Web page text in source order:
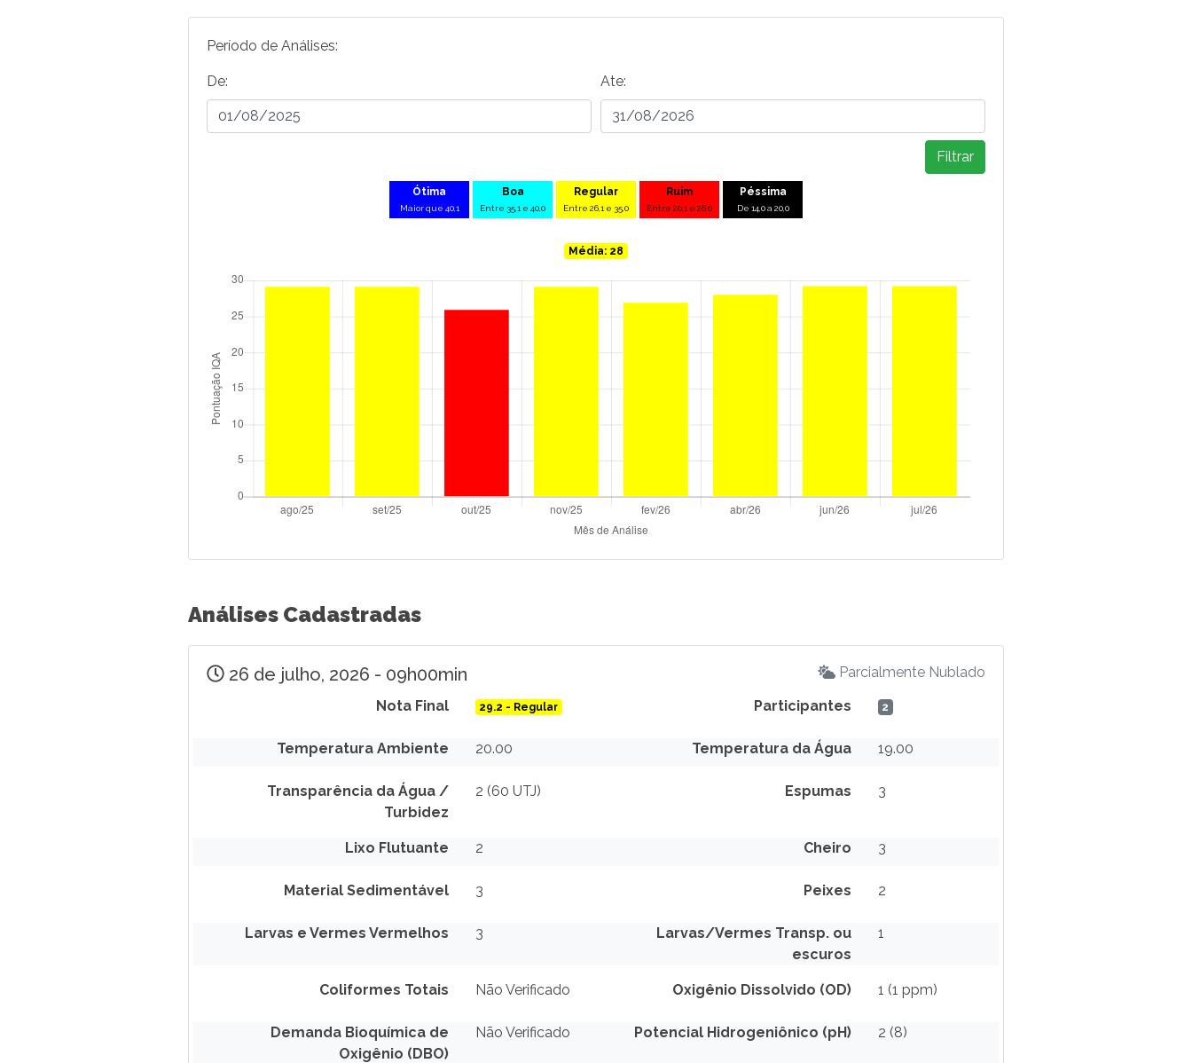
Período de Análises:
De: Ate:
Filtrar
Ótima
Maior que 40,1
Boa
Entre 35,1 e 40,0
Regular
Entre 26,1 e 35,0
Ruim
Entre 20,1 e 26,0
Péssima
De 14,0 a 20,0
Média: 28
Análises Cadastradas
26 de julho, 2026 - 09h00min
Parcialmente Nublado
Nota Final
29.2 - Regular Participantes 2
Temperatura Ambiente 20.00 Temperatura da Água 19.00
Transparência da Água /
Turbidez
2 (60 UTJ) Espumas 3
Lixo Flutuante 2 Cheiro 3
Material Sedimentável 3 Peixes 2
Larvas e Vermes Vermelhos 3
Larvas/Vermes Transp. ou
escuros
1
Coliformes Totais Não Verificado Oxigênio Dissolvido (OD) 1 (1 ppm)
Demanda Bioquímica de
Oxigênio (DBO)
Não Verificado Potencial Hidrogeniônico (pH) 2 (8)